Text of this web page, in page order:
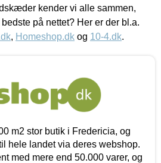
kender vi alle sammen,
på nettet? Her er der bl.a.
, Homeshop.dk og 10-4.dk.
m2 stor butik i Fredericia, og
hele landet via deres webshop.
med mere end 50.000 varer, og